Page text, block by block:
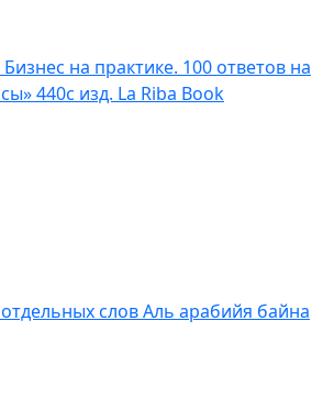
на практике. 100 ответов на
440с изд. La Riba Book